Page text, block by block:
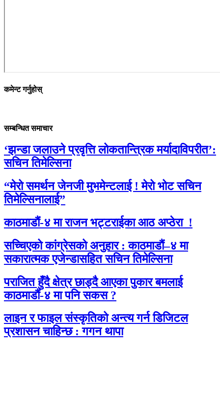
कमेन्ट गर्नुहोस्
सम्बन्धित समाचार
‘झन्डा जलाउने प्रवृत्ति लोकतान्त्रिक मर्यादाविपरीत’:
सचिन तिमेल्सिना
“मेरो समर्थन जेनजी मुभमेन्टलाई ! मेरो भोट सचिन
तिमेल्सिनालाई”
काठमाडौं-४ मा राजन भट्टराईका आठ अप्ठेरा !
सच्चिएको कांग्रेसको अनुहार : काठमाडौं–४ मा
सकारात्मक एजेन्डासहित सचिन तिमेल्सिना
पराजित हुँदै क्षेत्र छाड्दै आएका पुकार बमलाई
काठमाडौं-४ मा पनि सकस ?
लाइन र फाइल संस्कृतिको अन्त्य गर्न डिजिटल
प्रशासन चाहिन्छ : गगन थापा